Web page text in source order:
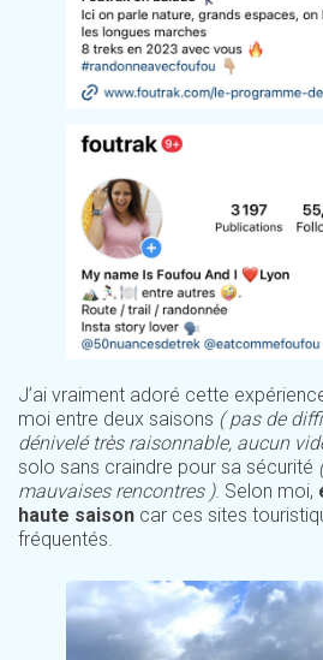
J’ai vraiment adoré cette
moi entre deux saisons ( pas de
dénivelé très raisonnable, aucun
solo sans craindre pour sa sécurité
mauvaises rencontres ). Selon moi,
haute saison car ces sites
fréquentés.